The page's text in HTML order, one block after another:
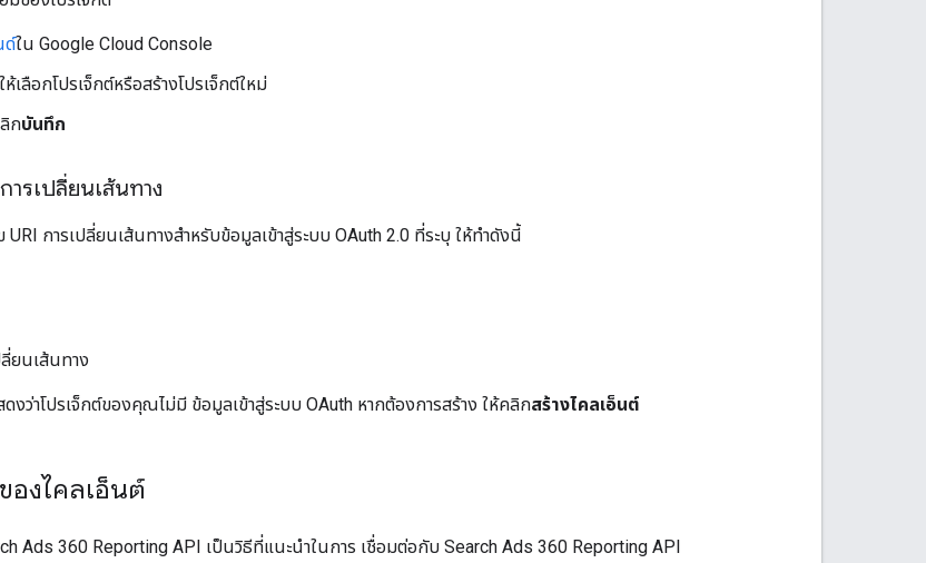
ด์ใน Google Cloud Console
ห้เลือกโปรเจ็กต์หรือสร้างโปรเจ็กต์ใหม่
กบันทึก
ารเปลี่ยนเส้นทาง
URI การเปลี่ยนเส้นทางสำหรับข้อมูลเข้าสู่ระบบ OAuth 2.0 ที่ระบุ ให้ทำดังนี้
ลี่ยนเส้นทาง
ดงว่าโปรเจ็กต์ของคุณไม่มี ข้อมูลเข้าสู่ระบบ OAuth หากต้องการสร้าง ให้คลิกสร้างไคลเอ็นต์
องไคลเอ็นต์
Ads 360 Reporting API เป็นวิธีที่แนะนําในการ เชื่อมต่อกับ Search Ads 360 Reporting API